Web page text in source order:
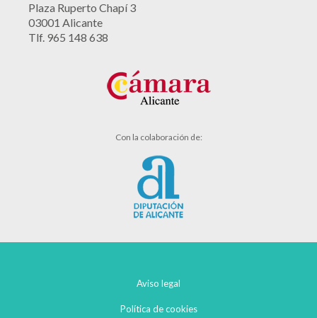
Plaza Ruperto Chapí 3
03001 Alicante
Tlf. 965 148 638
Con la colaboración de:
Aviso legal
Política de cookies